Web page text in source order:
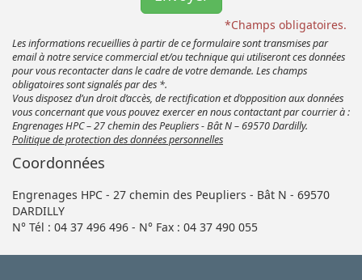
*Champs obligatoires.
Les informations recueillies à partir de ce formulaire sont transmises par
email à notre service commercial et/ou technique qui utiliseront ces données
pour vous recontacter dans le cadre de votre demande. Les champs
obligatoires sont signalés par des *.
Vous disposez d’un droit d’accès, de rectification et d’opposition aux données
vous concernant que vous pouvez exercer en nous contactant par courrier à :
Engrenages HPC – 27 chemin des Peupliers - Bât N – 69570 Dardilly.
Politique de protection des données personnelles
Coordonnées
Engrenages HPC - 27 chemin des Peupliers - Bât N - 69570
DARDILLY
N° Tél : 04 37 496 496 - N° Fax : 04 37 490 055